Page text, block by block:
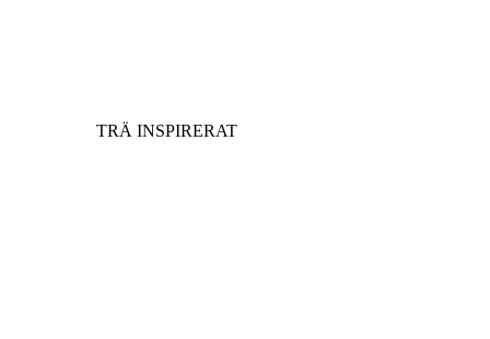
TRÄ INSPIRERAT